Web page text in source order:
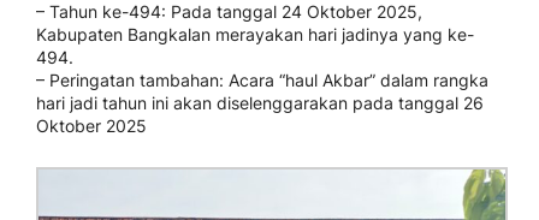
– Tahun ke-494: Pada tanggal 24 Oktober 2025,
Kabupaten Bangkalan merayakan hari jadinya yang ke-
494.
– Peringatan tambahan: Acara “haul Akbar” dalam rangka
hari jadi tahun ini akan diselenggarakan pada tanggal 26
Oktober 2025